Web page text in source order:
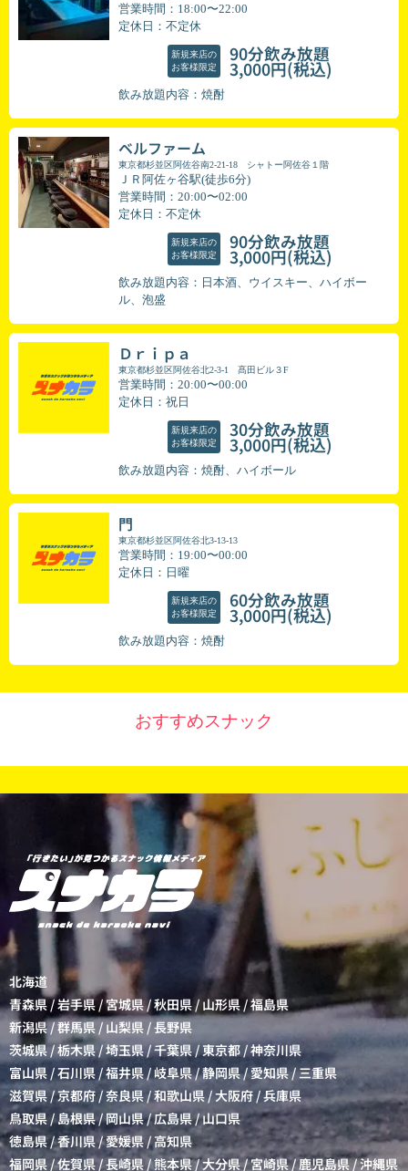
営業時間：18:00〜22:00
定休日：不定休
新規来店の
お客様限定
90分飲み放題
3,000円(税込)
飲み放題内容：焼酎
ベルファーム
東京都杉並区阿佐谷南2-21-18 シャトー阿佐谷１階
ＪＲ阿佐ヶ谷駅(徒歩6分)
営業時間：20:00〜02:00
定休日：不定休
新規来店の
お客様限定
90分飲み放題
3,000円(税込)
飲み放題内容：日本酒、ウイスキー、ハイボー
ル、泡盛
Ｄｒｉｐａ
東京都杉並区阿佐谷北2-3-1 髙田ビル３F
営業時間：20:00〜00:00
定休日：祝日
新規来店の
お客様限定
30分飲み放題
3,000円(税込)
飲み放題内容：焼酎、ハイボール
門
東京都杉並区阿佐谷北3-13-13
営業時間：19:00〜00:00
定休日：日曜
新規来店の
お客様限定
60分飲み放題
3,000円(税込)
飲み放題内容：焼酎
おすすめスナック
北海道
青森県/岩手県/宮城県/秋田県 / 山形県/福島県
新潟県/群馬県 / 山梨県 /長野県
茨城県 /栃木県/埼玉県/千葉県/東京都 /神奈川県
富山県 /石川県 /福井県/岐阜県/静岡県/愛知県/三重県
滋賀県/京都府/奈良県 /和歌山県/大阪府 /兵庫県
鳥取県 / 島根県/岡山県/広島県/山口県
徳島県/香川県/愛媛県 /高知県
福岡県 /佐賀県 /長崎県/熊本県/大分県/宮崎県/鹿児島県/沖縄県